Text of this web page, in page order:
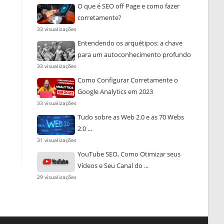
O que é SEO off Page e como fazer
corretamente?
33 visualizações
Entendendo os arquétipos: a chave
para um autoconhecimento profundo
33 visualizações
Como Configurar Corretamente o
Google Analytics em 2023
33 visualizações
Tudo sobre as Web 2.0 e as 70 Webs
2.0 ...
31 visualizações
YouTube SEO, Como Otimizar seus
Vídeos e Seu Canal do ...
29 visualizações